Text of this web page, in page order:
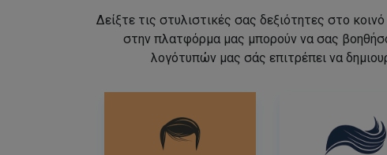
Δείξτε τις στυλιστικές σας δεξιότητες στο
στην πλατφόρμα μας μπορούν να σας
λογότυπών μας σάς επιτρέπει να